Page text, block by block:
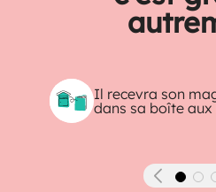
Il recevra son
dans sa boîte